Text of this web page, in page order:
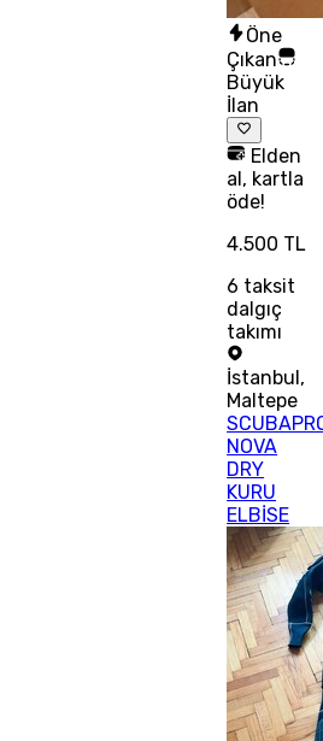
Öne
Çıkan
Büyük
İlan
Elden
al, kartla
öde!
4.500 TL
6 taksit
dalgıç
takımı
İstanbul ,
Maltepe
NOVA
DRY
KURU
ELBİSE